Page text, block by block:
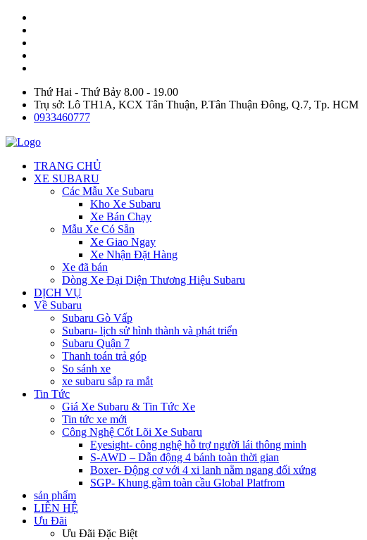
Thứ Hai - Thứ Bảy 8.00 - 19.00
Trụ sở: Lô TH1A, KCX Tân Thuận, P.Tân Thuận Đông, Q.7, Tp. HCM
0933460777
TRANG CHỦ
XE SUBARU
Các Mẫu Xe Subaru
Kho Xe Subaru
Xe Bán Chạy
Mẫu Xe Có Sẵn
Xe Giao Ngay
Xe Nhận Đặt Hàng
Xe đã bán
Dòng Xe Đại Diện Thương Hiệu Subaru
DỊCH VỤ
Về Subaru
Subaru Gò Vấp
Subaru- lịch sử hình thành và phát triển
Subaru Quận 7
Thanh toán trả góp
So sánh xe
xe subaru sắp ra mắt
Tin Tức
Giá Xe Subaru & Tin Tức Xe
Tin tức xe mới
Công Nghệ Cốt Lõi Xe Subaru
Eyesight- công nghệ hỗ trợ người lái thông minh
S-AWD – Dẫn động 4 bánh toàn thời gian
Boxer- Động cơ với 4 xi lanh nằm ngang đối xứng
SGP- Khung gầm toàn cầu Global Platfrom
sản phẩm
LIÊN HỆ
Ưu Đãi
Ưu Đãi Đặc Biệt